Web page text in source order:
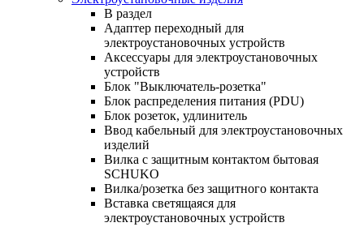
В раздел
Адаптер переходный для
электроустановочных устройств
Аксессуары для электроустановочных
устройств
Блок "Выключатель-розетка"
Блок распределения питания (PDU)
Блок розеток, удлинитель
Ввод кабельный для электроустановочных
изделий
Вилка с защитным контактом бытовая
SCHUKO
Вилка/розетка без защитного контакта
Вставка светящаяся для
электроустановочных устройств